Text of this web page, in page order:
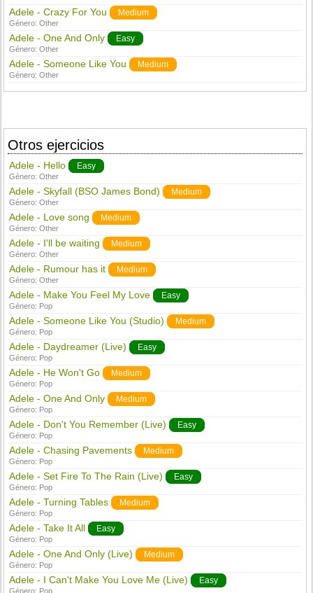
Adele - Crazy For You Medium
Género:Other
Adele - One And Only Easy
Género:Other
Adele - Someone Like You Medium
Género:Other
Otros ejercicios
Adele - Hello Easy
Género:Other
Adele - Skyfall (BSO James Bond) Medium
Género:Other
Adele - Love song Medium
Género:Other
Adele - I'll be waiting Medium
Género:Other
Adele - Rumour has it Medium
Género:Other
Adele - Make You Feel My Love Easy
Género: Pop
Adele - Someone Like You (Studio) Medium
Género: Pop
Adele - Daydreamer (Live) Easy
Género: Pop
Adele - He Won't Go Medium
Género: Pop
Adele - One And Only Medium
Género: Pop
Adele - Don't You Remember (Live) Easy
Género: Pop
Adele - Chasing Pavements Medium
Género: Pop
Adele - Set Fire To The Rain (Live) Easy
Género: Pop
Adele - Turning Tables Medium
Género: Pop
Adele - Take It All Easy
Género: Pop
Adele - One And Only (Live) Medium
Género: Pop
Adele - I Can't Make You Love Me (Live) Easy
Género: Pop